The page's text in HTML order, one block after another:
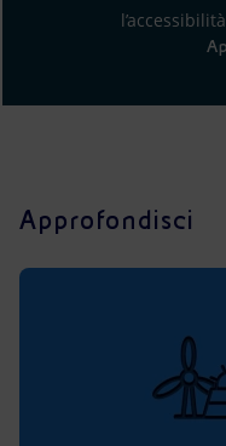
Approfondisci